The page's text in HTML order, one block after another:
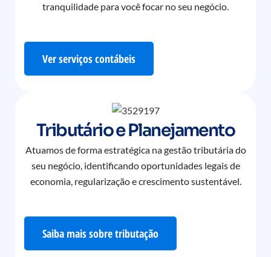
tranquilidade para você focar no seu negócio.
Ver serviços contábeis
Tributário e Planejamento
Atuamos de forma estratégica na gestão tributária do
seu negócio, identificando oportunidades legais de
economia, regularização e crescimento sustentável.
Saiba mais sobre tributação